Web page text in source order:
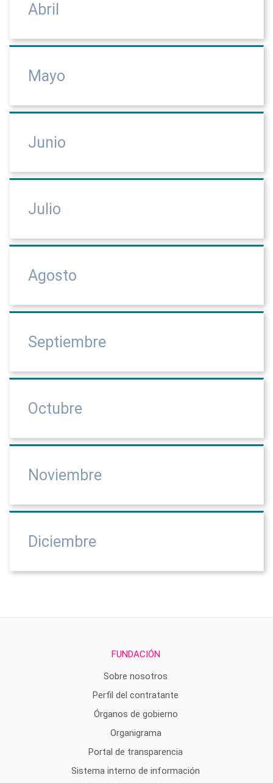
Abril
Mayo
Junio
Julio
Agosto
Septiembre
Octubre
Noviembre
Diciembre
FUNDACIÓN
Sobre nosotros
Perfil del contratante
Órganos de gobierno
Organigrama
Portal de transparencia
Sistema interno de información